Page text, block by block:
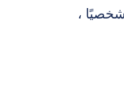
شخصيًا ،